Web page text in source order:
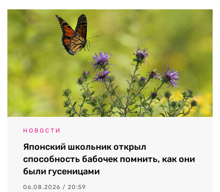
НОВОСТИ
Японский школьник открыл
способность бабочек помнить, как они
были гусеницами
06.08.2026 / 20:59